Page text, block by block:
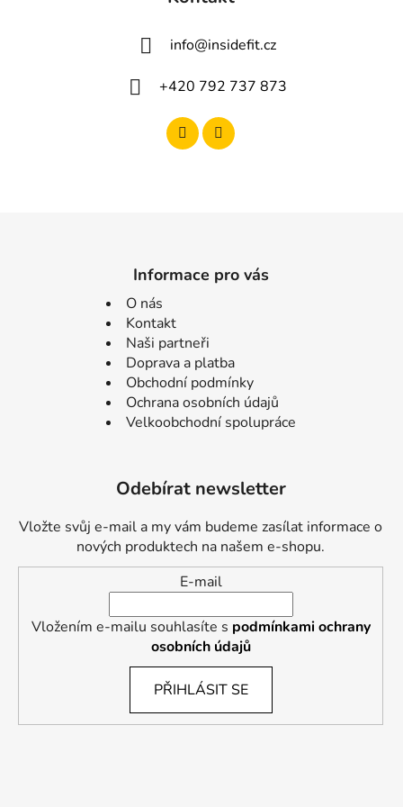
info@insidefit.cz
+420 792 737 873
Informace pro vás
O nás
Kontakt
Naši partneři
Doprava a platba
Obchodní podmínky
Ochrana osobních údajů
Velkoobchodní spolupráce
Odebírat newsletter
Vložte svůj e-mail a my vám budeme zasílat informace o
nových produktech na našem e-shopu.
E-mail
Vložením e-mailu souhlasíte s podmínkami ochrany
osobních údajů
PŘIHLÁSIT SE